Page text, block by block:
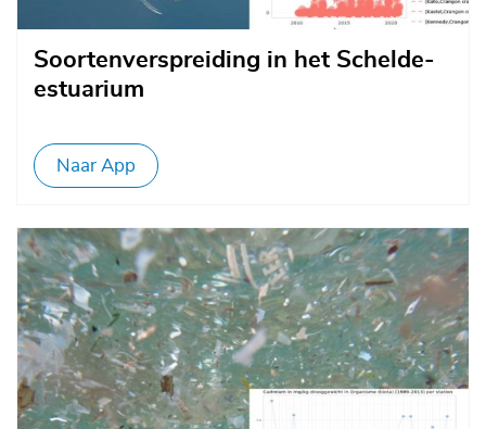
Soortenverspreiding in het Schelde-
estuarium
Naar App
Afbeelding